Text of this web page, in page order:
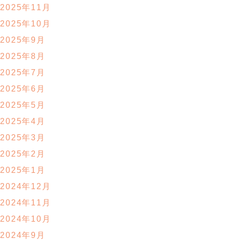
2025年11月
2025年10月
2025年9月
2025年8月
2025年7月
2025年6月
2025年5月
2025年4月
2025年3月
2025年2月
2025年1月
2024年12月
2024年11月
2024年10月
2024年9月